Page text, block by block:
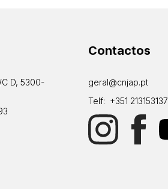
D, 5300-
Contactos
geral@cnjap.pt
Telf: +351 213153137